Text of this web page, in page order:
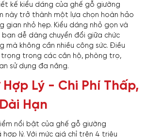
kế kiểu dáng của ghế gỗ giường
này trở thành một lựa chọn hoàn hảo
gian nhỏ hẹp. Kiểu dáng nhỏ gọn và
bạn dễ dàng chuyển đổi giữa chức
mà không cần nhiều công sức. Điều
trong các căn hộ, phòng trọ,
sử dụng đa năng.
Hợp Lý - Chi Phí Thấp,
Hạn
nổi bật của ghế gỗ giường
lý. Với mức giá chỉ trên 4 triệu